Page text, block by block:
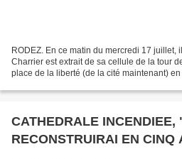
RODEZ. En ce matin du mercredi 17 juillet,
Charrier est extrait de sa cellule de la tour
place de la liberté (de la cité maintenant)
CATHEDRALE INCENDIEE,
RECONSTRUIRAI EN CINQ